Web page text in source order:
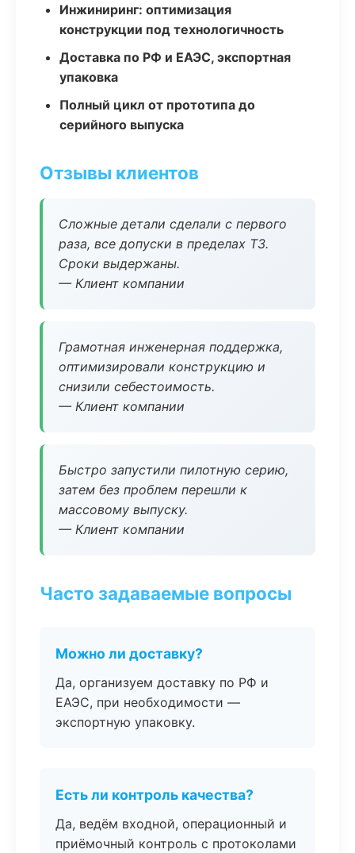
Инжиниринг: оптимизация
конструкции под технологичность
Доставка по РФ и ЕАЭС, экспортная
упаковка
Полный цикл от прототипа до
серийного выпуска
Отзывы клиентов
Сложные детали сделали с первого
раза, все допуски в пределах ТЗ.
Сроки выдержаны.
— Клиент компании
Грамотная инженерная поддержка,
оптимизировали конструкцию и
снизили себестоимость.
— Клиент компании
Быстро запустили пилотную серию,
затем без проблем перешли к
массовому выпуску.
— Клиент компании
Часто задаваемые вопросы
Можно ли доставку?
Да, организуем доставку по РФ и
ЕАЭС, при необходимости —
экспортную упаковку.
Есть ли контроль качества?
Да, ведём входной, операционный и
приёмочный контроль с протоколами